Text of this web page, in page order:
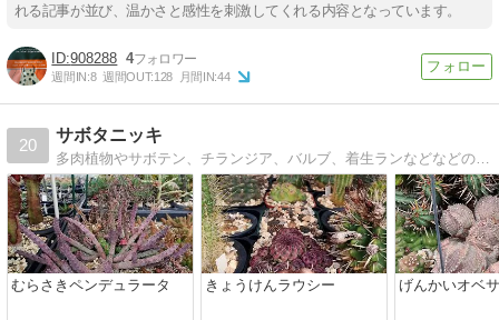
れる記事が並び、温かさと感性を刺激してくれる内容となっています。
908288 4
週間IN:8 週間OUT:128 月間IN:44
20
サボタニッキ
多肉植物やサボテン、チランジア、バルブ、着生ランなどなどの観察日記。お昼の12時に不定期更新。
むらさきペンデュラータ きょうけんラウシー げんかいオベ